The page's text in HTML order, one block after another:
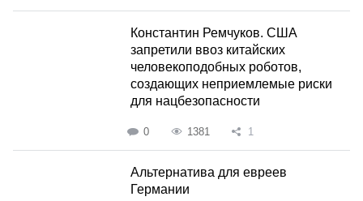
Константин Ремчуков. США
запретили ввоз китайских
человекоподобных роботов,
создающих неприемлемые риски
для нацбезопасности
0 1381 1
Альтернатива для евреев
Германии